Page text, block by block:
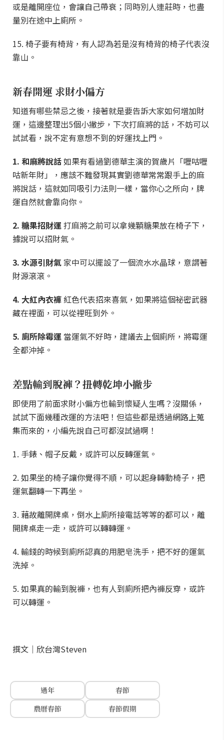
或是離開座位，會讓自己帶衰；同時別人連莊時，也盡
量別在途中上廁所。
15. 椅子要有椅背，有人認為若是沒有椅背的椅子代表沒
靠山。
新春開運 求財小偏方
知道有哪些禁忌之後，接著就是要告訴大家如何增加財
運，這邊整理出5個小撇步，下次打麻將的話，不妨可以
試試看，說不定有意想不到的好運找上門。
1. 和麻將說話如果有看過劉德華主演的賀歲片「嚦咕嚦
咕新年財」，應該不難發現其實劉德華常常跟手上的麻
將說話，這就如同吸引力法則一樣，當你心之所向，牌
運自然就會靠向你。
2. 糖果招財運打麻將之前可以拿幾顆糖果放在椅子下，
據說可以招財氣。
3. 水源引財氣家中可以擺設了一個流水水晶球，意謂著
財源滾滾。
4. 大紅內衣褲紅色代表招來喜氣，如果將這個祕密武器
藏在裡面，可以從裡旺到外。
5. 廁所除霉運 當運氣不好時，建議去上個廁所，將霉運
全都沖掉。
差點輸到脫褲？扭轉乾坤小撇步
即使用了前面求財小偏方也輸到懷疑人生嗎？沒關係，
試試下面幾種改運的方法吧！但這些都是透過網路上蒐
集而來的，小編先說自己可都沒試過啊！
1. 手錶、帽子反戴，或許可以反轉運氣。
2. 如果坐的椅子讓你覺得不順，可以起身轉動椅子，把
運氣翻轉一下再坐。
3. 藉故離開牌桌，倒水上廁所接電話等等的都可以，離
開牌桌走一走，或許可以轉轉運。
4. 輸錢的時候到廁所認真的用肥皂洗手，把不好的運氣
洗掉。
5. 如果真的輸到脫褲，也有人到廁所把內褲反穿，或許
可以轉運。
撰文｜欣台灣Steven
過年
春節
農曆春節
春節假期